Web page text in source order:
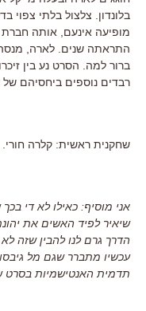
בלונדון. צלצול בלתי
מופיעה אינעם, אותה
התראתה שנים. לארה, מנסה
ברור למה. הסרט נע בין
רבדים נוספים ביחסיהם של
שחקנית ראשית: קלרה
אני מוסיף: כאילו לא די
שיאיר לפיד האשים את
הדרך גרם לנו להבין שזה
עכשיו מתברר שגם מל
תדמית האנטישמיות בסרט